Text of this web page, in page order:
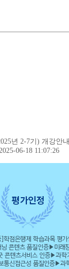
년 2-7기) 개강안내
06-18 11:07:26